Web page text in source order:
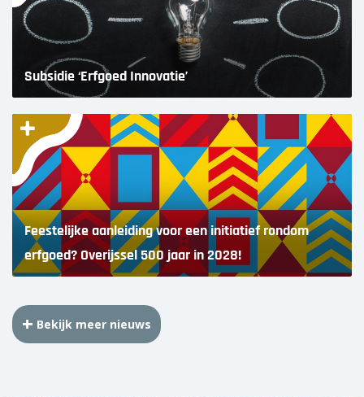
Subsidie ‘Erfgoed Innovatie’
Feestelijke aanleiding voor een initiatief rondom
erfgoed? Overijssel 500 jaar in 2028!
Bekijk meer nieuws